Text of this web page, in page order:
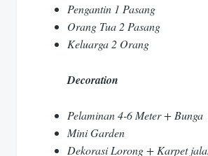
Pengantin 1 Pasang
Orang Tua 2 Pasang
Keluarga 2 Orang
Decoration
Pelaminan 4-6 Meter + Bunga
Mini Garden
Dekorasi Lorong + Karpet